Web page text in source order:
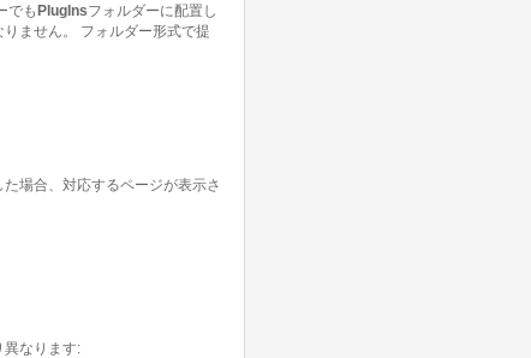
でもPlugInsフォルダーに配置し
ません。 フォルダー形式で提
場合、対応するページが表示さ
異なります: